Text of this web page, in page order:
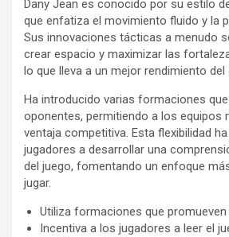
Dany Jean es conocido por su estilo
que enfatiza el movimiento fluido y la
Sus innovaciones tácticas a menudo
crear espacio y maximizar las
lo que lleva a un mejor rendimiento del
Ha introducido varias formaciones
oponentes, permitiendo a los equipos
ventaja competitiva. Esta flexibilidad
jugadores a desarrollar una
del juego, fomentando un enfoque
jugar.
Utiliza formaciones que
Incentiva a los jugadores a leer el